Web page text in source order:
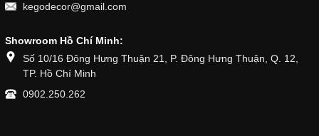
kegodecor@gmail.com
Showroom Hồ Chí Minh:
Số 10/16 Đông Hưng Thuận 21, P. Đông Hưng Thuận, Q. 12,
TP. Hồ Chí Minh
0902.250.262